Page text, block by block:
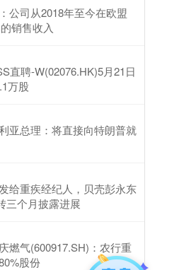
公司从2018年至今在欧盟
销售收入
直聘-W(02076.HK)5月21日
万股
亚总理：将直接向特朗普就
给重疾经纪人，贝壳彭永东
三个月披露进展
燃气(600917.SH)：农行重
股份